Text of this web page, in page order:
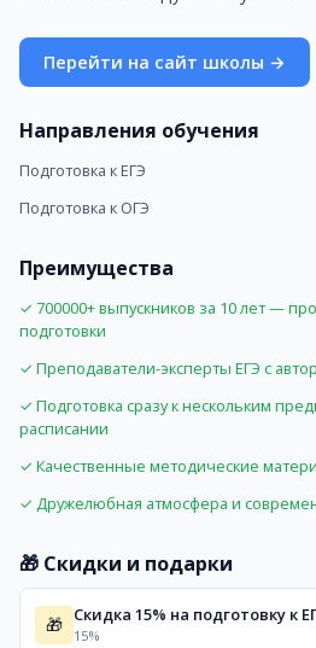
Технические работы на сайте
Проблемы с работой приложения
Бесплатный вводный урок
Подробная информация
Есть лицензия
Формат: Живые вебинары и
Продолжительность урока: от
Домашние задания: есть
Проверка ДЗ: да
ОГЭ и ЕГЭ
Школа помогает: да
Стоимость
Что входит: Вебинары,
Экзамены отдельно: нет
Подходит
Перейти на сайт школы →
Направления обучения
Подготовка к ЕГЭ
Подготовка к ОГЭ
Преимущества
✓ 700000+ выпускников за 10 лет —
подготовки
✓ Преподаватели-эксперты ЕГЭ с
✓ Подготовка сразу к нескольким
расписании
✓ Качественные методические
✓ Дружелюбная атмосфера и
🎁 Скидки и подарки
🎁 Скидка 15% на подготовку к
15%